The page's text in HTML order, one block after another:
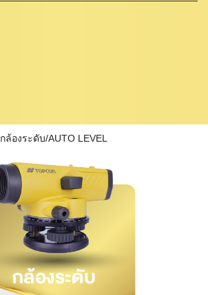
กล้องระดับ/AUTO LEVEL